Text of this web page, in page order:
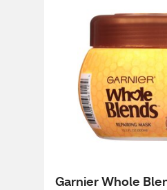
Garnier Whole